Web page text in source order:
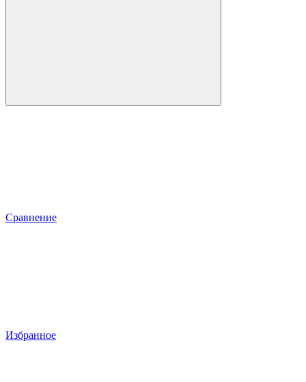
Сравнение
Избранное